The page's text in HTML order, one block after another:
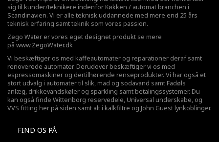
sig til kunder/teknikere indenfor Køkken / automat branchen i
Scandinavien. Vi er alle teknisk uddannede med mere end 25 års
teknisk erfaring samt teknik som vores passion.
Zego Water er vores eget designet produkt se mere
på www.ZegoWater.dk
Vi beskæftiger os med kaffeautomater og reparationer deraf samt
renoverede automater. Derudover beskæftiger vi os med
espressomaskiner og dertilhørende renseprodukter. Vi har også et
stort udvalg i automater til slik, mad og sodavand samt Fadøls
anlæg, drikkevandskøler og sparkling samt betalingssystemer. Du
kan også finde Wittenborg reservedele, Universal underskabe, og
VVS fitting her på siden samt alt i kalkfiltre og John Guest lynkoblinger.
FIND OS PÅ